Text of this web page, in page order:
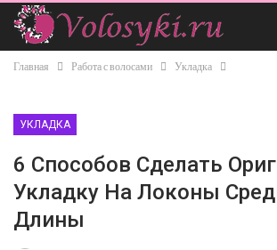
Главная Работа с волосами Укладка
УКЛАДКА
6 Способов Сделать
Укладку На Локоны
Длины